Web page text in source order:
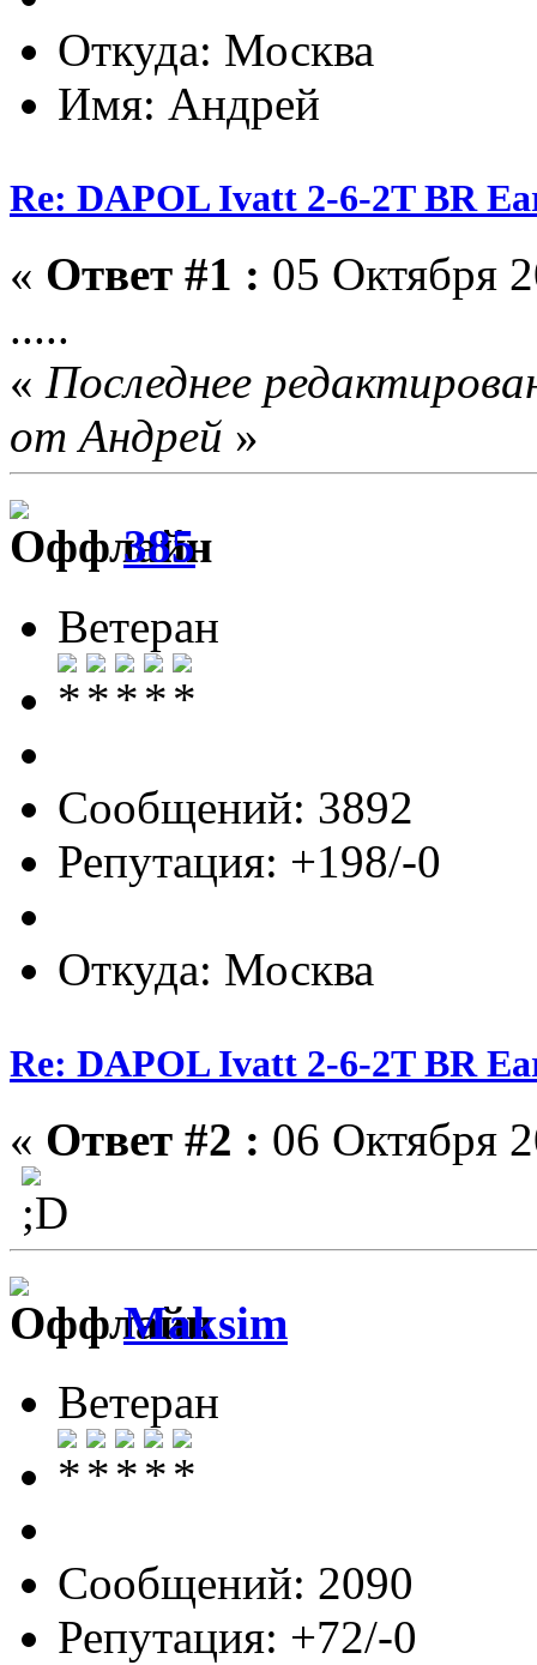
Откуда: Москва
Имя: Андрей
Re: DAPOL Ivatt 2-6-2T BR
« Ответ #1 : 05 Октября
.....
« Последнее
от Андрей »
385
Ветеран
Сообщений: 3892
Репутация: +198/-0
Откуда: Москва
Re: DAPOL Ivatt 2-6-2T BR
« Ответ #2 : 06 Октября
Maksim
Ветеран
Сообщений: 2090
Репутация: +72/-0